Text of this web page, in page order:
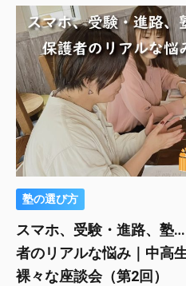
塾の選び方
スマホ、受験・進路、塾
者のリアルな悩み｜中高
裸々な座談会（第2回）